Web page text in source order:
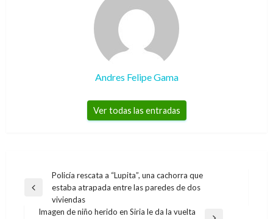
Andres Felipe Gama
Ver todas las entradas
Navegación
de
entradas
Entrada
Policía rescata a “Lupita”, una cachorra que
estaba atrapada entre las paredes de dos
viviendas
Imagen de niño herido en Siria le da la vuelta